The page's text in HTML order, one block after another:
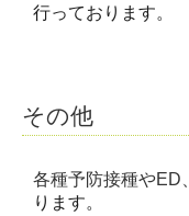
行っております。
その他
各種予防接種やED
ります。